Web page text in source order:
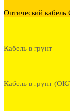
Оптический
Кабель в грунт
Кабель в грунт